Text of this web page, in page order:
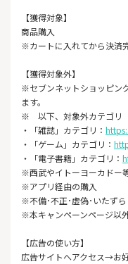
【獲得対象】
商品購入
※カートに入れてから決済
【獲得対象外】
※セブンネットショッピン
ます。
※ 以下、対象外カテゴリ
・「雑誌」カテゴリ：
・「ゲーム」カテゴリ：
・「電子書籍」カテゴリ：
※西武やイトーヨーカドー
※アプリ経由の購入
※不備･不正･虚偽･いたず
※本キャンペーンページ以
【広告の使い方】
広告サイトへアクセス→お